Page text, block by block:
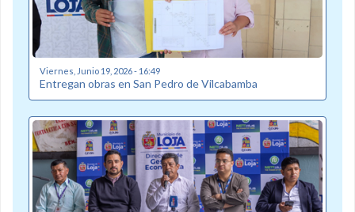
Viernes, Junio 19, 2026 - 16:49
Entregan obras en San Pedro de Vilcabamba